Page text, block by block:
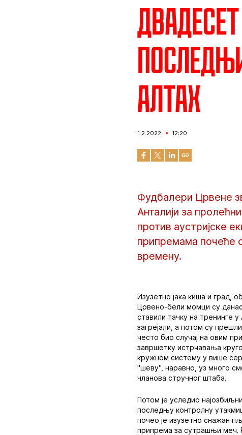
Алтах
1.2.2022 12:20
Фудбалери Црвене
Анталији за
против аустријске
припремама почеће
времену.
Изузетно јака киша и град,
Црвено-бели момци су
ставили тачку на тренинге
загрејали, а потом су
често био случај на овим
завршетку истрчавања
кружном систему у више
"шеву", наравно, уз много
чланова стручног штаба.
Потом је уследио
последњу контролну
почео је изузетно снажан
припрема за сутрашњи меч.